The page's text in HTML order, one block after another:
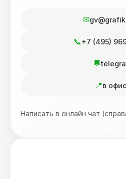
+7 (495)
в
Написать в онлайн чат